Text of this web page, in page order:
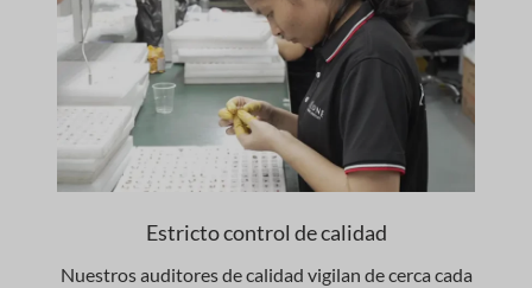
Estricto control de calidad
Nuestros auditores de calidad vigilan de cerca cada